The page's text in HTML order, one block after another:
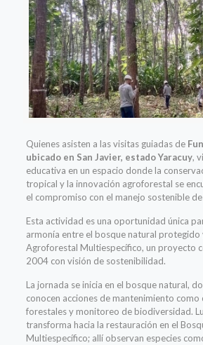
Quienes asisten a las visitas guiadas de
ubicado en San Javier, estado Yaracuy,
educativa en un espacio donde la
tropical y la innovación agroforestal se
el compromiso con el manejo sostenible
Esta actividad es una oportunidad única
armonía entre el bosque natural protegido
Agroforestal Multiespecífico, un proyecto
2004 con visión de sostenibilidad.
La jornada se inicia en el bosque natural,
conocen acciones de mantenimiento
forestales y monitoreo de biodiversidad.
transforma hacia la restauración en el
Multiespecífico; allí observan especies